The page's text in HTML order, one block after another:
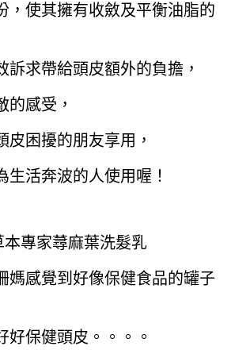
，使其擁有收斂及平衡油脂的
訴求帶給頭皮額外的負擔，
的感受，
皮困擾的朋友享用，
生活奔波的人使用喔！
專家蕁麻葉洗髮乳
媽感覺到好像保健食品的罐子
好保健頭皮。。。。